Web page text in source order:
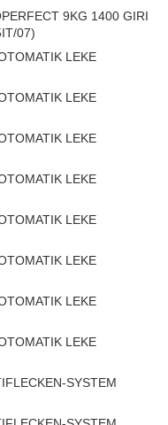
9KG 1400 GIRI
07)
LEKE
LEKE
LEKE
LEKE
LEKE
LEKE
LEKE
LEKE
SYSTEM